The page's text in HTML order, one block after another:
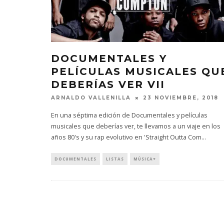
DOCUMENTALES Y
PELÍCULAS MUSICALES
DEBERÍAS VER VII
ARNALDO VALLENILLA 23 NOVIEMBRE, 2018
En una séptima edición de Documentales y películas
musicales que deberías ver, te llevamos a un viaje en los
años 80's y su rap evolutivo en 'Straight Outta Com...
DOCUMENTALES LISTAS MÚSICA+